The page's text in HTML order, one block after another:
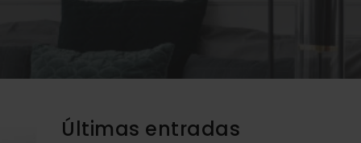
Últimas entradas